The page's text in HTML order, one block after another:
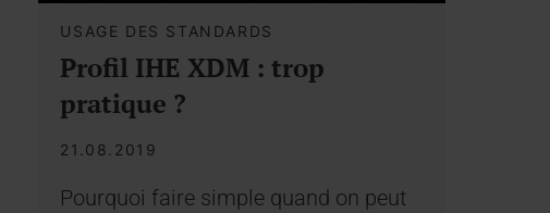
USAGE DES STANDARDS
Profil IHE XDM : trop
pratique ?
21.08.2019
Pourquoi faire simple quand on peut